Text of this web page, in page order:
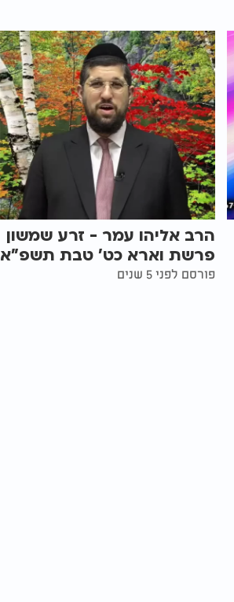
הרב אליהו עמר - זרע שמשון
פרשת וארא כט' טבת תשפ"א
פורסם לפני 5 שנים